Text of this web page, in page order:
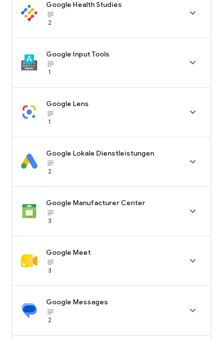
Google Health Studies
subject_black
2

Google Input Tools
subject_black
1

Google Lens
subject_black
1

Google Lokale Dienstleistungen
subject_black
2

Google Manufacturer Center
subject_black
3

Google Meet
subject_black
3

Google Messages
subject_black
2
